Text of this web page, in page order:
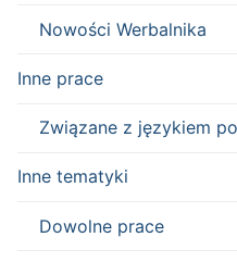
Nowości Werbalnika
Inne prace
Związane z językiem
Inne tematyki
Dowolne prace